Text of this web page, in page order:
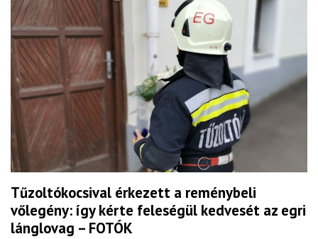
Tűzoltókocsival érkezett a reménybeli
vőlegény: így kérte feleségül kedvesét az egri
lánglovag – FOTÓK